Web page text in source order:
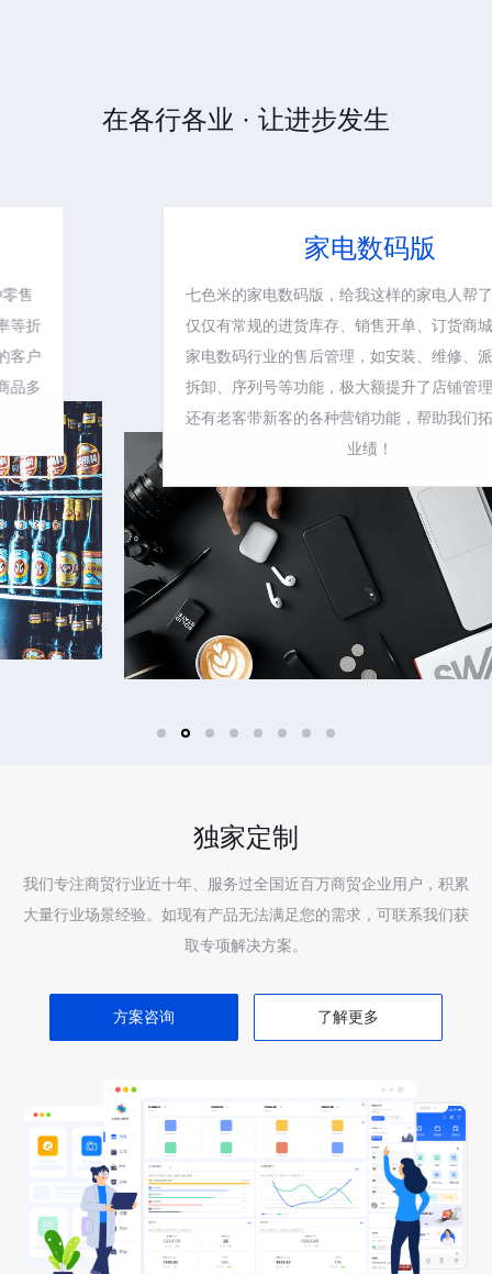
在各行各业 · 让进步发生
家电数码版
七色米的家电数码版，给我这样的家电人帮了大忙。不
仅仅有常规的进货库存、销售开单、订货商城等，还有
家电数码行业的售后管理，如安装、维修、派单、组装
拆卸、序列号等功能，极大额提升了店铺管理的效率。
还有老客带新客的各种营销功能，帮助我们拓客、提升
独家定制
我们专注商贸行业近十年、服务过全国近百万商贸企业用户，积累
大量行业场景经验。如现有产品无法满足您的需求，可联系我们获
取专项解决方案。
方案咨询 了解更多